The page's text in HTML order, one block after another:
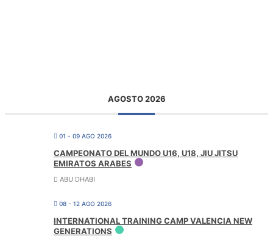
AGOSTO 2026
01 - 09 AGO 2026
CAMPEONATO DEL MUNDO U16, U18, JIU JITSU
EMIRATOS ARABES
ABU DHABI
08 - 12 AGO 2026
INTERNATIONAL TRAINING CAMP VALENCIA NEW
GENERATIONS